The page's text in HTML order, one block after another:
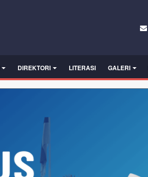
DIREKTORI LITERASI GALERI